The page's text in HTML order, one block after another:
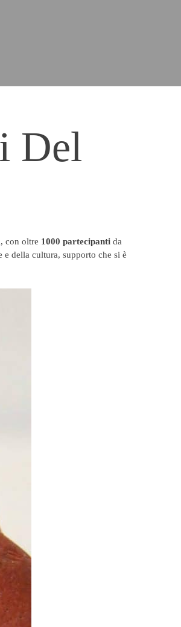
Del
con oltre 1000 partecipanti da
e della cultura, supporto che si è